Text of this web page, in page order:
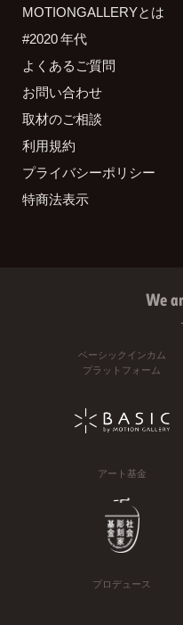
MOTIONGALLERYとは
#2020 年代
よくあるご質問
お問い合わせ
取材のご相談
利用規約
プライバシーポリシー
特商法表示
We
ベーシックインカム
プラットフォーム
アート基金
プロデュース